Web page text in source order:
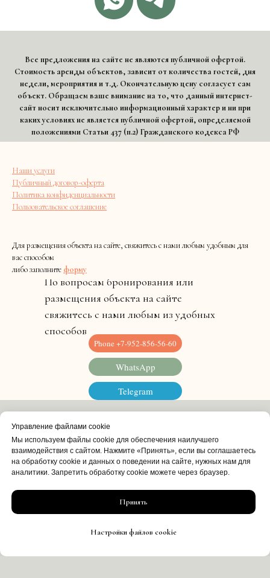
Управление файлами cookie
Мы используем файлы cookie для обеспечения наилучшего
взаимодействия с сайтом. Нажмите «Принять», если вы соглашаетесь
на обработку cookie и данных о поведении на сайте, нужных нам для
аналитики. Запретить обработку cookie можете через браузер.
Принять
Настройки файлов cookie
Все предложения на сайте не являются публичной офертой.
Стоимость аренды объектов, зависит от количества гостей, дня
недели, мероприятия и т.д. Окончательную цену согласует сам
объект. Обращаем ваше внимание на то, что данный интернет-
сайт носит исключительно информационный характер и ни при
каких условиях не является публичной офертой, определяемой
положениями Статьи 437 (п.2) Гражданского кодекса РФ
Наши услуги
Публичный договор-оферта
Политика конфиденциальности
Пользовательское соглашение
Для размещения объекта на сайте, свяжитесь с нами любым удобным для
вас способом
либо заполните форму
WhatsApp
Telegram
Phone +7-952-856-56-60
По вопросам бронирования или
размещения объекта на сайте
свяжитесь с нами любым из удобных
способов